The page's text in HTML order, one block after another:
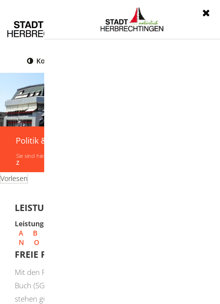
Kontrast
Politik & Verwaltung
Sie sind hier:
Z
Vorlesen
LEISTUNGEN VON A-Z
Leistungen
A
B
N
O
FREIE FÖRDERUNG SGB II BEANTRAGEN
Mit den Förderleistungen des Sozialgesetzbuch Drittes
Buch (SGB III) und Sozialgesetzbuch Zweites Buch (SGB II)
stehen gute Möglichkeiten offen, wie Ihr Jobcenter Sie bei